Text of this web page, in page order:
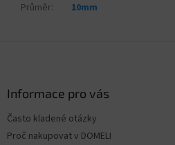
Průměr: 10mm
Informace pro vás
Často kladené otázky
Proč nakupovat v DOMELI